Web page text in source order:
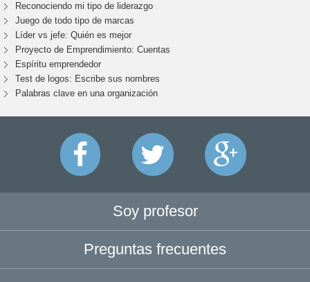
Reconociendo mi tipo de liderazgo
Juego de todo tipo de marcas
Líder vs jefe: Quién es mejor
Proyecto de Emprendimiento: Cuentas
Espíritu emprendedor
Test de logos: Escribe sus nombres
Palabras clave en una organización
Soy profesor
Preguntas frecuentes